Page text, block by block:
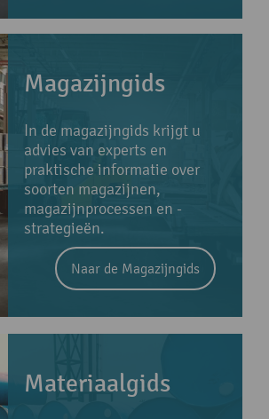
Magazijngids
In de magazijngids krijgt u
advies van experts en
praktische informatie over
soorten magazijnen,
magazijnprocessen en -
strategieën.
Naar de Magazijngids
Materiaalgids